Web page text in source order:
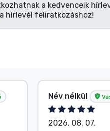
a kedvenceik
a hírlevél feliratkozáshoz!
Név nélkül
2026. 08. 07.